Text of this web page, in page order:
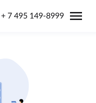
+ 7 495 149-8999 menu